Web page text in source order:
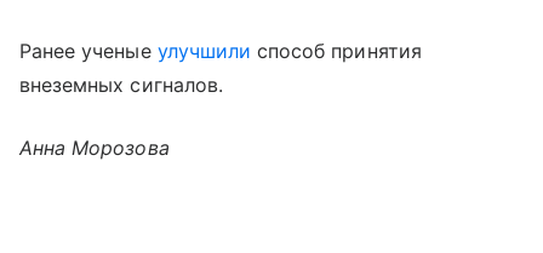
Ранее ученые улучшили способ принятия
внеземных сигналов.
Анна Морозова